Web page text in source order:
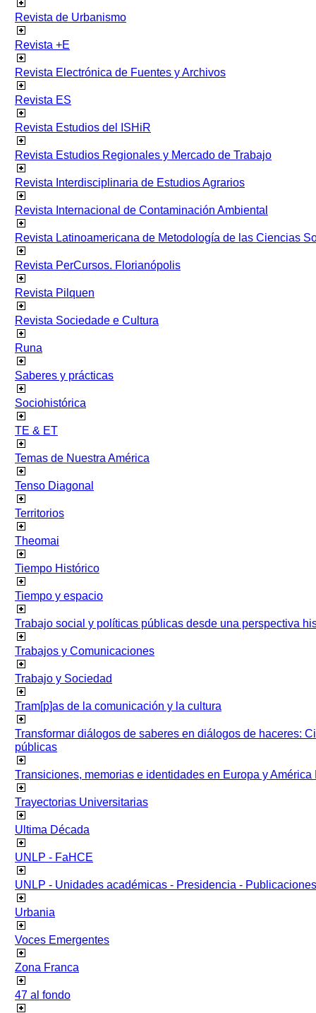
Revista de Urbanismo
Revista +E
Revista Electrónica de Fuentes y Archivos
Revista ES
Revista Estudios del ISHiR
Revista Estudios Regionales y Mercado de Trabajo
Revista Interdisciplinaria de Estudios Agrarios
Revista Internacional de Contaminación Ambiental
Revista Latinoamericana de Metodología de las Ciencias
Revista PerCursos. Florianópolis
Revista Pilquen
Revista Sociedade e Cultura
Runa
Saberes y prácticas
Sociohistórica
TE & ET
Temas de Nuestra América
Tenso Diagonal
Territorios
Theomai
Tiempo Histórico
Tiempo y espacio
Trabajo social y políticas públicas desde una perspectiva
Trabajos y Comunicaciones
Trabajo y Sociedad
Tram[p]as de la comunicación y la cultura
Transformar diálogos de saberes en diálogos de haceres:
públicas
Transiciones, memorias e identidades en Europa y América
Trayectorias Universitarias
Ultima Década
UNLP - FaHCE
UNLP - Unidades académicas - Presidencia - Publicaciones
Urbania
Voces Emergentes
Zona Franca
47 al fondo